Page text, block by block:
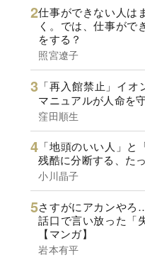
仕事ができない人は
く。では、仕事がで
をする？
照宮遼子
「再入館禁止」イオ
マニュアルが人命を
窪田順生
「地頭のいい人」
残酷に分断する、た
小川晶子
さすがにアカンや
話口で言い放った「
【マンガ】
岩本有平